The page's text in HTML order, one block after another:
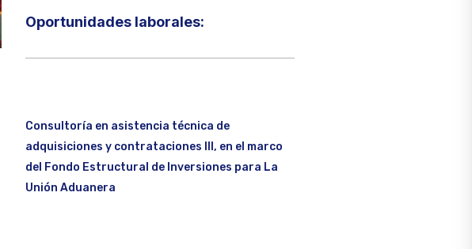
Oportunidades laborales:​
Consultoría en asistencia técnica de
adquisiciones y contrataciones III, en el marco
del Fondo Estructural de Inversiones para La
Unión Aduanera